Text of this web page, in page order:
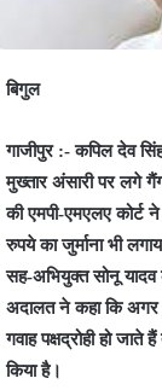
बिगुल
गाजीपुर :- कपिल देव
मुख्तार अंसारी पर लगे
की एमपी-एमएलए कोर्ट
रुपये का जुर्माना भी
सह-अभियुक्त सोनू यादव
अदालत ने कहा कि अगर
गवाह पक्षद्रोही हो
किया है।